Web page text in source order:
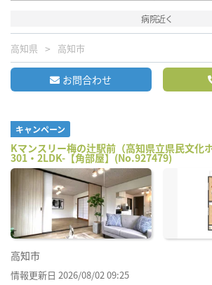
病院近く
高知県 高知市
お問合わせ
キャンペーン
Kマンスリー梅の辻駅前（高知県立県民文化ホ
301・2LDK-【角部屋】(No.927479)
高知市
情報更新日 2026/08/02 09:25